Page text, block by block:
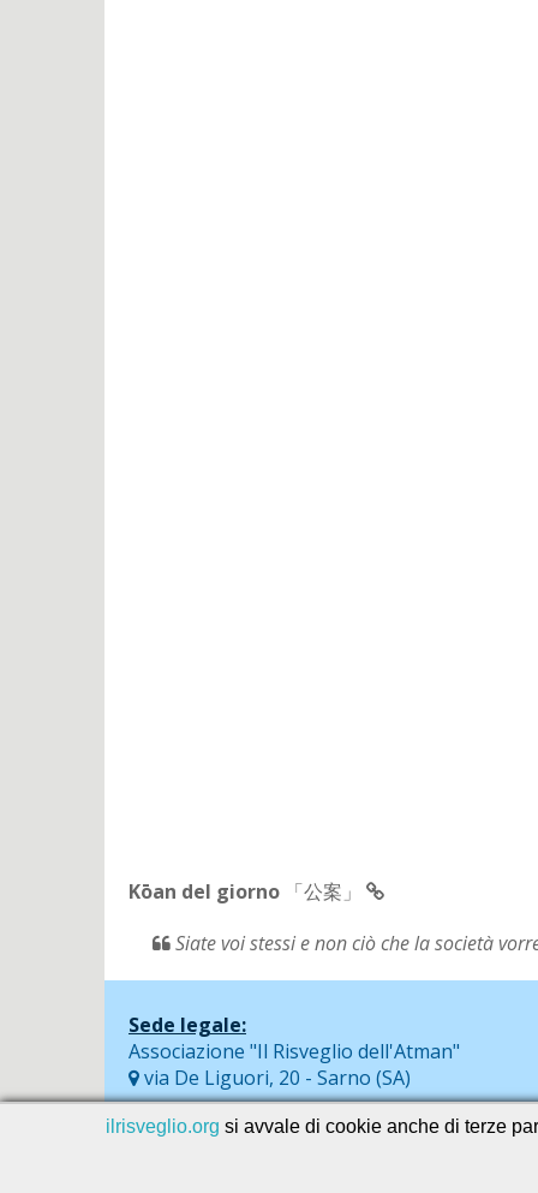
Kōan del giorno 「公案」
Siate voi stessi e non ciò che la società
Sede legale:
Associazione "Il Risveglio dell'Atman"
via De Liguori, 20 - Sarno (SA)
ilrisveglio.org si avvale di cookie anche di terze